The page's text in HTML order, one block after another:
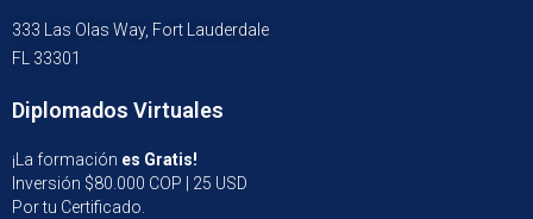
333 Las Olas Way, Fort Lauderdale
FL 33301
Diplomados Virtuales
¡La formación es Gratis!
Inversión $80.000 COP | 25 USD
Por tu Certificado.